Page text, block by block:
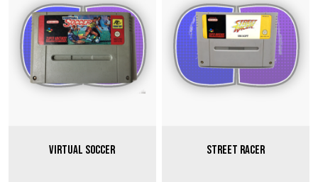
Virtual Soccer Street Racer